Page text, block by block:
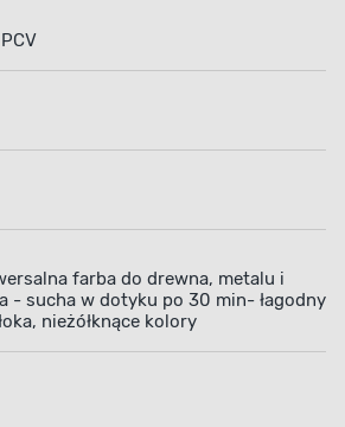
farba do drewna, metalu i
- sucha w dotyku po 30 min- łagodny
nieżółknące kolory